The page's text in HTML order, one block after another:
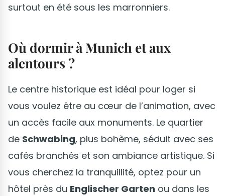
surtout en été sous les marronniers.
Où dormir à Munich et aux
alentours ?
Le centre historique est idéal pour loger si
vous voulez être au cœur de l’animation, avec
un accès facile aux monuments. Le quartier
de Schwabing, plus bohème, séduit avec ses
cafés branchés et son ambiance artistique. Si
vous cherchez la tranquillité, optez pour un
hôtel près du Englischer Garten ou dans les